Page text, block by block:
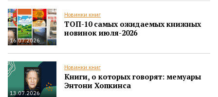
16.07.2026
Новинки книг
ТОП-10 самых ожидаемых книжных
новинок июля-2026
13.07.2026
Новинки книг
Книги, о которых говорят: мемуары
Энтони Хопкинса